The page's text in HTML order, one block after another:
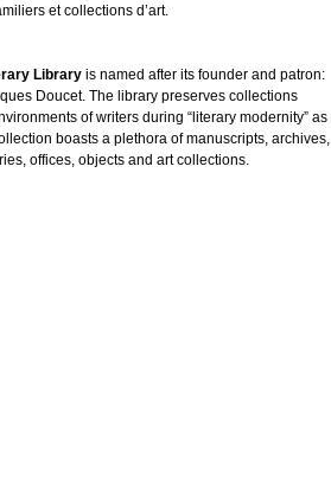
et collections d’art.
Library is named after its founder and patron:
Doucet. The library preserves collections
of writers during “literary modernity” as
boasts a plethora of manuscripts, archives,
offices, objects and art collections.